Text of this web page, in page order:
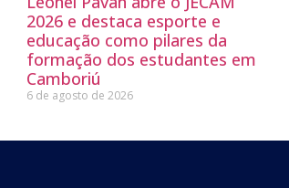
2026 e destaca esporte e
educação como pilares da
formação dos estudantes em
Camboriú
6 de agosto de 2026